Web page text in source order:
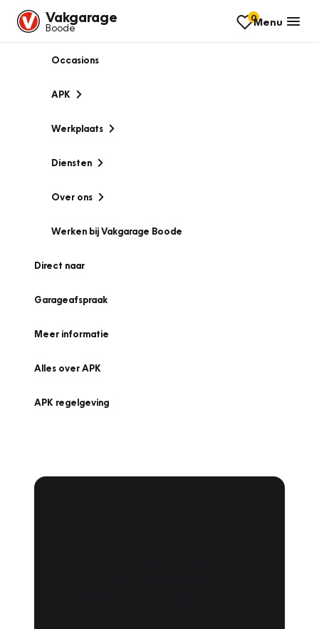
Vakgarage
Boode
0Menu
Occasions
APK
Werkplaats
Diensten
Over ons
Werken bij Vakgarage Boode
Direct naar
Garageafspraak
Meer informatie
Alles over APK
APK regelgeving